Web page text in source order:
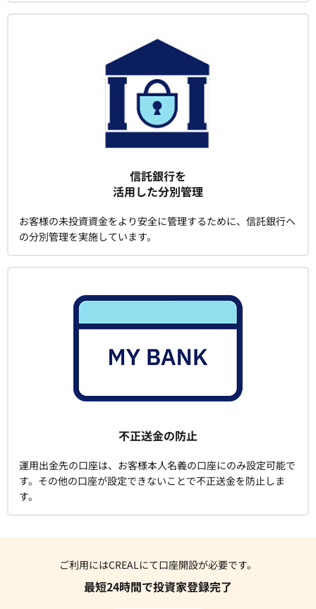
信託銀行を
活用した分別管理
お客様の未投資資金をより安全に管理するために、信託銀行へ
の分別管理を実施しています。
不正送金の防止
運用出金先の口座は、お客様本人名義の口座にのみ設定可能で
す。その他の口座が設定できないことで不正送金を防止しま
す。
ご利用にはCREALにて口座開設が必要です。
最短24時間で投資家登録完了